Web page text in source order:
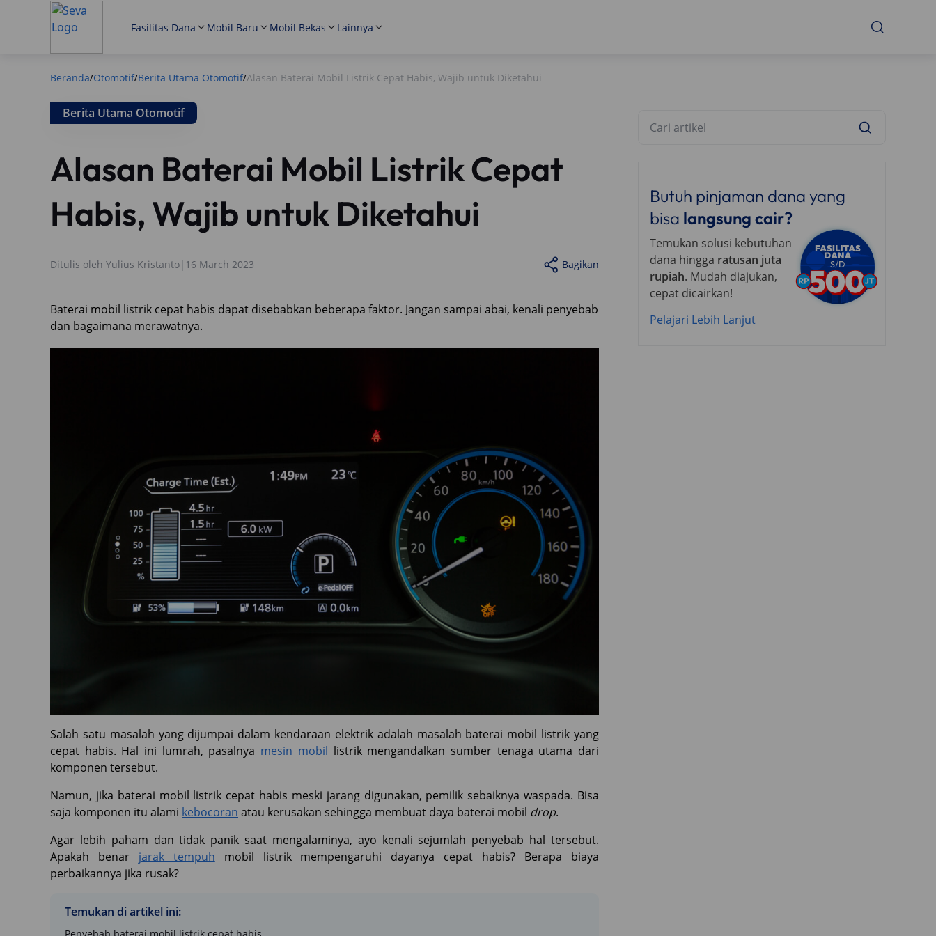
Fasilitas Dana Mobil Baru Mobil Bekas Lainnya
Beranda/Otomotif/Berita Utama Otomotif/Alasan Baterai Mobil Listrik Cepat Habis, Wajib untuk Diketahui
Berita Utama Otomotif
Alasan Baterai Mobil Listrik Cepat
Habis, Wajib untuk Diketahui
Ditulis oleh Yulius Kristanto| 16 March 2023 Bagikan
Baterai mobil listrik cepat habis dapat disebabkan beberapa faktor. Jangan sampai abai, kenali penyebab
dan bagaimana merawatnya.
Salah satu masalah yang dijumpai dalam kendaraan elektrik adalah masalah baterai mobil listrik yang
cepat habis. Hal ini lumrah, pasalnya mesin mobil listrik mengandalkan sumber tenaga utama dari
komponen tersebut.
Namun, jika baterai mobil listrik cepat habis meski jarang digunakan, pemilik sebaiknya waspada. Bisa
saja komponen itu alami kebocoran atau kerusakan sehingga membuat daya baterai mobil drop.
Agar lebih paham dan tidak panik saat mengalaminya, ayo kenali sejumlah penyebab hal tersebut.
Apakah benar jarak tempuh mobil listrik mempengaruhi dayanya cepat habis? Berapa biaya
perbaikannya jika rusak?
Temukan di artikel ini:
Penyebab baterai mobil listrik cepat habis
Butuh pinjaman dana yang
bisa langsung cair?
Temukan solusi kebutuhan
dana hingga ratusan juta
rupiah. Mudah diajukan,
cepat dicairkan!
Pelajari Lebih Lanjut